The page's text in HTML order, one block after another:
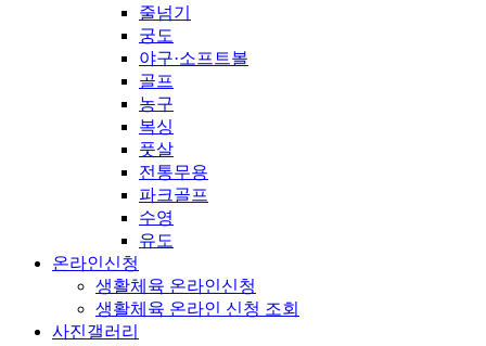
줄넘기
궁도
야구·소프트볼
골프
농구
복싱
풋살
전통무용
파크골프
수영
유도
온라인신청
생활체육 온라인신청
생활체육 온라인 신청 조회
사진갤러리